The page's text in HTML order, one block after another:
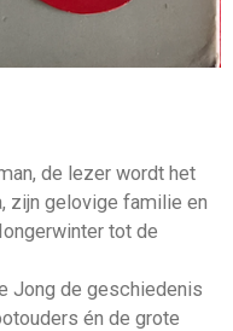
de lezer wordt het
zijn gelovige familie en
tot de
Jong de geschiedenis
én de grote